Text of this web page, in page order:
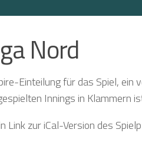
Nord
Einteilung für das Spiel,
Innings in Klammern
zur iCal-Version des